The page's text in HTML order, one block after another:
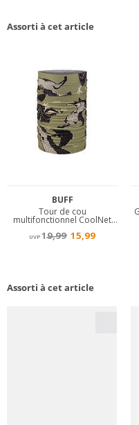
Assorti à cet article
Assorti à cet article